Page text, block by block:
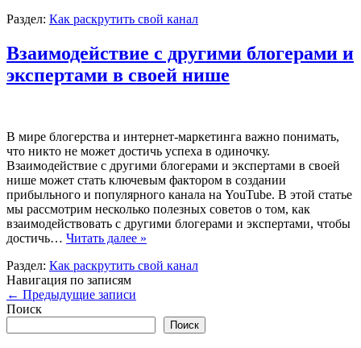
Раздел: Как раскрутить свой канал
Взаимодействие с другими блогерами и
экспертами в своей нише
В мире блогерства и интернет-маркетинга важно понимать,
что никто не может достичь успеха в одиночку.
Взаимодействие с другими блогерами и экспертами в своей
нише может стать ключевым фактором в создании
прибыльного и популярного канала на YouTube. В этой статье
мы рассмотрим несколько полезных советов о том, как
взаимодействовать с другими блогерами и экспертами, чтобы
достичь… Читать далее »
Раздел: Как раскрутить свой канал
Навигация по записям
← Предыдущие записи
Поиск
Поиск